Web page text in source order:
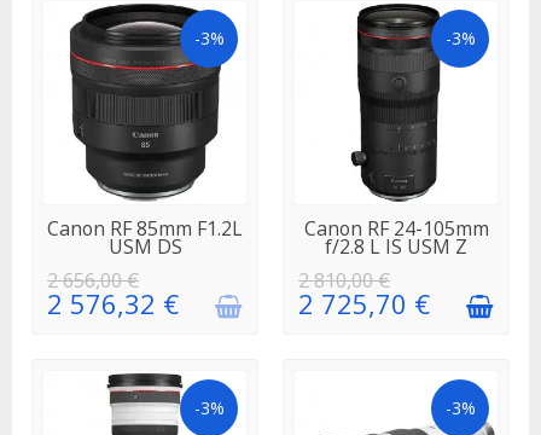
-3%
EN
RÉAPPROVISIONNEMENT
Canon RF 85mm F1.2L
USM DS
2 656,00 €
2 576,32 €
-3%
EN STOCK
Canon RF 24-105mm
f/2.8 L IS USM Z
2 810,00 €
2 725,70 €
-3% -3%